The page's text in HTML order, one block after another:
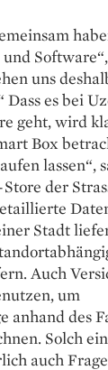
uns
es bei
geht, wird
Box
lassen“,
der
Stadt
Auch
um
anhand des
Solch
auch